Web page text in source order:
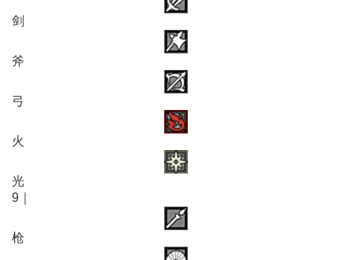
剑
斧
弓
火
光
9｜
枪